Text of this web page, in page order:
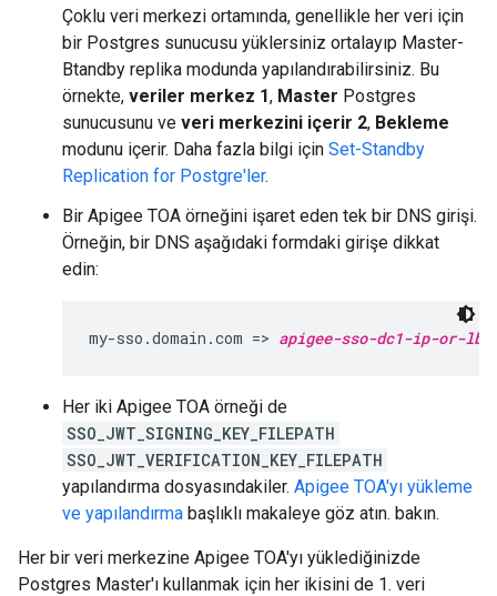
Çoklu veri merkezi ortamında, genellikle her veri için
bir Postgres sunucusu yüklersiniz ortalayıp Master-
Btandby replika modunda yapılandırabilirsiniz. Bu
örnekte, veriler merkez 1, Master Postgres
sunucusunu ve veri merkezini içerir 2, Bekleme
modunu içerir. Daha fazla bilgi için Set-Standby
Replication for Postgre'ler.
Bir Apigee TOA örneğini işaret eden tek bir DNS girişi.
Örneğin, bir DNS aşağıdaki formdaki girişe dikkat
edin:
my-sso.domain.com => apigee-sso-dc1-ip-or-lb
Her iki Apigee TOA örneği de
SSO_JWT_SIGNING_KEY_FILEPATH
SSO_JWT_VERIFICATION_KEY_FILEPATH
yapılandırma dosyasındakiler. Apigee TOA'yı yükleme
ve yapılandırma başlıklı makaleye göz atın. bakın.
Her bir veri merkezine Apigee TOA'yı yüklediğinizde
Postgres Master'ı kullanmak için her ikisini de 1. veri